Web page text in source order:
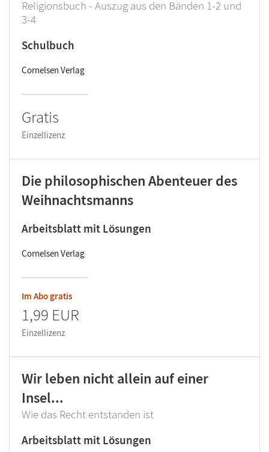
Religionsbuch - Auszug aus den Bänden 1-2 und
3-4
Schulbuch
Cornelsen Verlag
Gratis
Einzellizenz
Die philosophischen Abenteuer des
Weihnachtsmanns
Arbeitsblatt mit Lösungen
Cornelsen Verlag
Im Abo gratis
1,99 EUR
Einzellizenz
Wir leben nicht allein auf einer
Insel...
Wie das Recht entstanden ist
Arbeitsblatt mit Lösungen